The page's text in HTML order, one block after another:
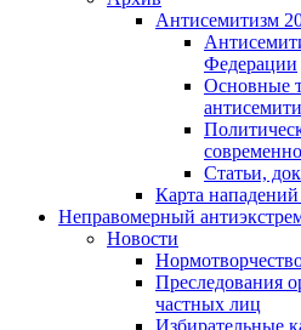
Антисемитизм
Федерации
Основные
Статьи,
Карта
Неправомерный
Новости
Преследования
частных лиц
Избирательные